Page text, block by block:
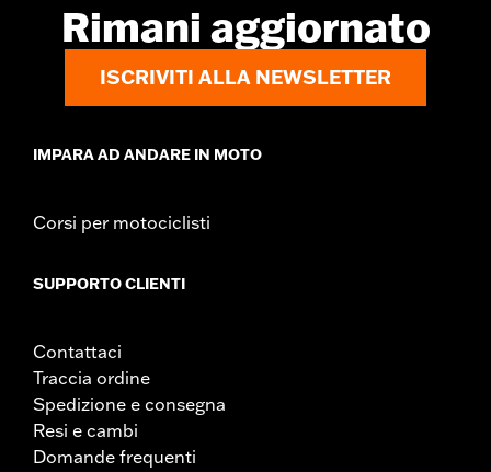
Materiale:Aluminum
Contenuto della confezione:Chiusure rotanti e rondelle per
l’installazione
Rimani aggiornato
ISCRIVITI ALLA NEWSLETTER
IMPARA AD ANDARE IN MOTO
Corsi per motociclisti
SUPPORTO CLIENTI
Contattaci
Traccia ordine
Spedizione e consegna
Resi e cambi
Domande frequenti